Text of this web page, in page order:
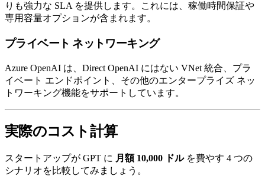
りも強力な SLA を提供します。これには、稼働時間保証や
専用容量オプションが含まれます。
プライベート ネットワーキング
Azure OpenAI は、Direct OpenAI にはない VNet 統合、プラ
イベート エンドポイント、その他のエンタープライズ ネッ
トワーキング機能をサポートしています。
実際のコスト計算
スタートアップが GPT に 月額 10,000 ドルを費やす 4 つの
シナリオを比較してみましょう。